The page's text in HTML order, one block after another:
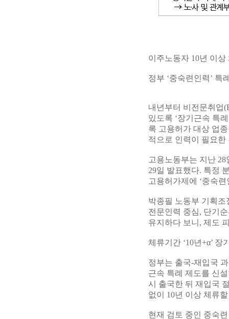
이주노동자 10년 이
정부 ‘중숙련인력’
내년부터 비전문취업
있도록 ‘장기근속 특
록 고용허가 대상 업
적으로 인력이 필요
고용노동부는 지난
29일 발표했다. 특정
고용허가제에 ‘중숙
박종필 노동부 기획
전문인력 중심, 단기
유지하다 보니, 제도
체류기간 ‘10년+α’
정부는 출국-재입국
근속 특례 제도를 신
시 출국한 뒤 재입국
없이 10년 이상 체류
현재 검토 중인 중숙